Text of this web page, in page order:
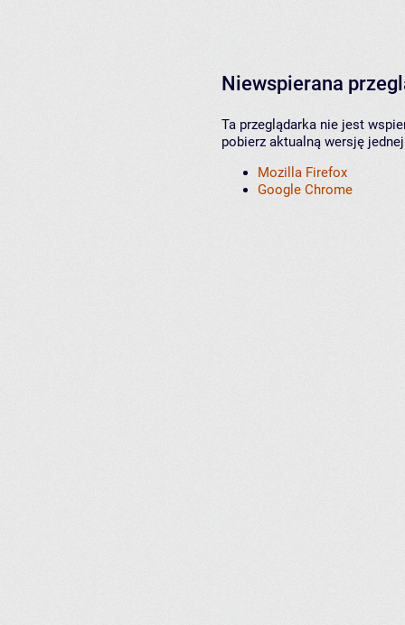
Niewspierana
Ta przeglądarka nie jest
pobierz aktualną wersję
Mozilla Firefox
Google Chrome